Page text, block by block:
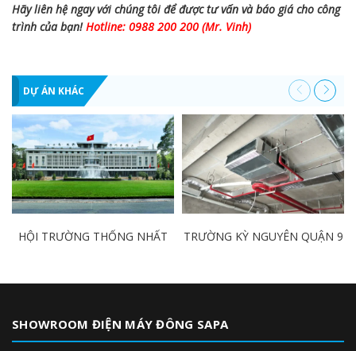
Hãy liên hệ ngay với chúng tôi để được tư vấn và báo giá cho công
trình của bạn!Hotline: 0988 200 200 (Mr. Vinh)
DỰ ÁN KHÁC
HỘI TRƯỜNG THỐNG NHẤT TRƯỜNG KỲ NGUYÊN QUẬN 9
SHOWROOM ĐIỆN MÁY ĐÔNG SAPA